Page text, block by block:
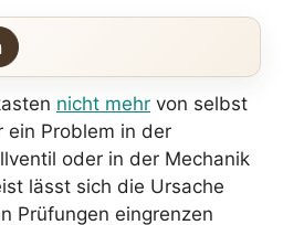
nicht mehr von selbst
Problem in der
oder in der Mechanik
lässt sich die Ursache
Prüfungen eingrenzen